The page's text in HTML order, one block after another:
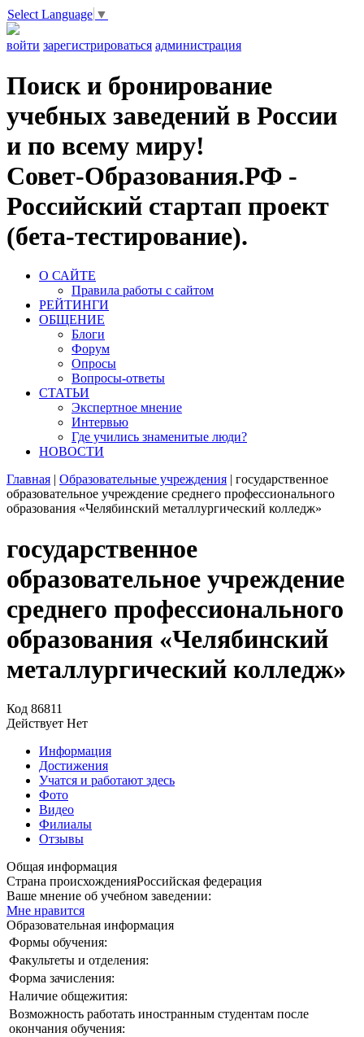
Select Language ▼
войти зарегистрироваться администрация
Поиск и бронирование
учебных заведений в России
и по всему миру!
Совет-Образования.РФ -
Российский стартап проект
(бета-тестирование).
О САЙТЕ
Правила работы с сайтом
РЕЙТИНГИ
ОБЩЕНИЕ
Блоги
Форум
Опросы
Вопросы-ответы
СТАТЬИ
Экспертное мнение
Интервью
Где учились знаменитые люди?
НОВОСТИ
Главная | Образовательные учреждения | государственное
образовательное учреждение среднего профессионального
образования «Челябинский металлургический колледж»
государственное
образовательное учреждение
среднего профессионального
образования «Челябинский
металлургический колледж»
Код 86811
Действует Нет
Информация
Достижения
Учатся и работают здесь
Фото
Видео
Филиалы
Отзывы
Общая информация
Страна происхожденияРоссийская федерация
Ваше мнение об учебном заведении:
Мне нравится
Образовательная информация
Формы обучения:
Факультеты и отделения:
Форма зачисления:
Наличие общежития:
Возможность работать иностранным студентам после
окончания обучения: